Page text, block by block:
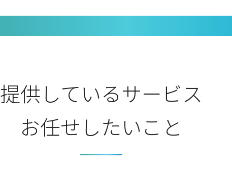
提供しているサービス
お任せしたいこと